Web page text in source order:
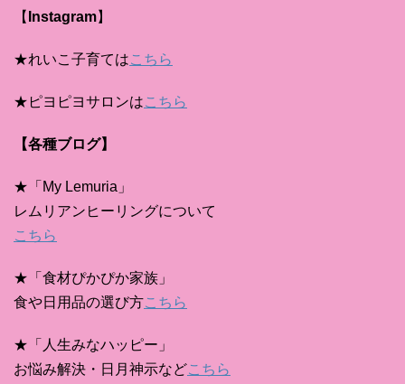
【 Instagram】
★れいこ子育てはこちら
★ピヨピヨサロンはこちら
【各種ブログ】
★「My Lemuria」
レムリアンヒーリングについて
こちら
★「食材ぴかぴか家族」
食や日用品の選び方こちら
★「人生みなハッピー」
お悩み解決・日月神示などこちら